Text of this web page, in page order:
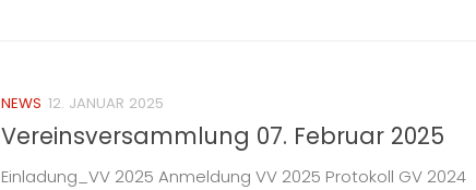
NEWS 12. JANUAR 2025
Vereinsversammlung 07. Februar 2025
Einladung_VV 2025 Anmeldung VV 2025 Protokoll GV 2024